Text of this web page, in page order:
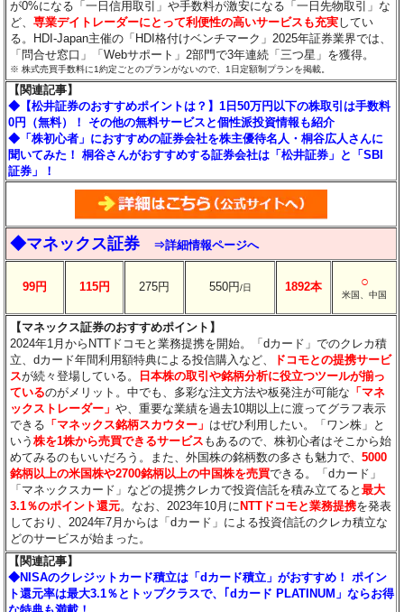
が0%になる「一日信用取引」や手数料が激安になる「一日先物取引」な
ど、専業デイトレーダーにとって利便性の高いサービスも充実してい
る。HDI-Japan主催の「HDI格付けベンチマーク」2025年証券業界では、
「問合せ窓口」「Webサポート」2部門で3年連続「三つ星」を獲得。
※ 株式売買手数料に1約定ごとのプランがないので、1日定額制プランを掲載。
【関連記事】
◆【松井証券のおすすめポイントは？】1日50万円以下の株取引は手数料
0円（無料）！ その他の無料サービスと個性派投資情報も紹介
◆「株初心者」におすすめの証券会社を株主優待名人・桐谷広人さんに
聞いてみた！ 桐谷さんがおすすめする証券会社は「松井証券」と「SBI
証券」！
◆マネックス証券 ⇒詳細情報ページへ
99円 115円 275円 550円/日 1892本 ○
米国、中国
【マネックス証券のおすすめポイント】
2024年1月からNTTドコモと業務提携を開始。「dカード」でのクレカ積
立、dカード年間利用額特典による投信購入など、
ドコモとの提携サービ
スが続々登場している。
日本株の取引や銘柄分析に役立つツールが揃っ
ているのがメリット。中でも、多彩な注文方法や板発注が可能な 「マネ
ックストレーダー」や、重要な業績を過去10期以上に渡ってグラフ表示
できる 「マネックス銘柄スカウター」 はぜひ利用したい。「ワン株」と
いう株を1株から売買できるサービス もあるので、株初心者はそこから始
めてみるのもいいだろう。また、外国株の銘柄数の多さも魅力で、5000
銘柄以上の米国株や2700銘柄以上の中国株を売買できる。「dカード」
「マネックスカード」などの提携クレカで投資信託を積み立てると最大
3.1％のポイント還元。なお、2023年10月に NTTドコモと業務提携を発表
しており、2024年7月からは「dカード」による投資信託のクレカ積立な
どのサービスが始まった。
【関連記事】
◆NISAのクレジットカード積立は「dカード積立」がおすすめ！ ポイン
ト還元率は最大3.1％とトップクラスで、｢dカード PLATINUM」ならお得